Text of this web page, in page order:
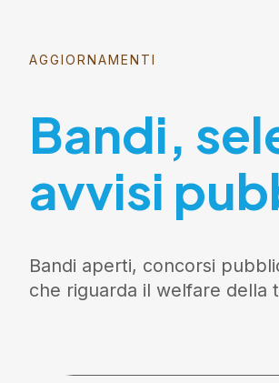
AGGIORNAMENTI
Bandi,
avvisi
Bandi aperti, concorsi
che riguarda il welfare della